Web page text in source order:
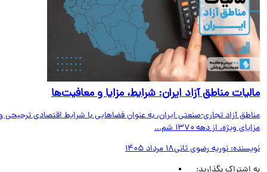
مناطق آزاد ایران: شرایط، مزایا و معافیت‌ها
آزاد تجاری-صنعتی ایران، به عنوان فضاهایی با شرایط اقتصادی ترجیحی و
ویژه، از دهه ۱۳۷۰ شم...
نوریه رضوی ثانی18 مرداد 1405